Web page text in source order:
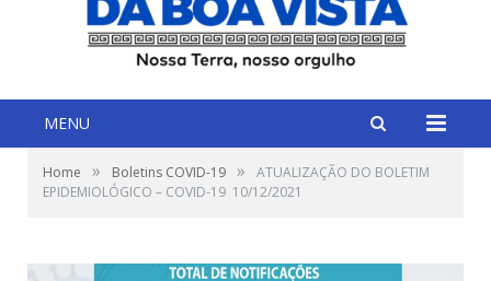
MENU
Home » Boletins COVID-19 »
ATUALIZAÇÃO DO BOLETIM
EPIDEMIOLÓGICO – COVID-19 10/12/2021